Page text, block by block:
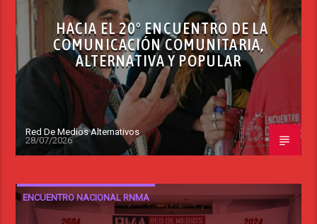
HACIA EL 20º ENCUENTRO DE LA
COMUNICACIÓN COMUNITARIA,
ALTERNATIVA Y POPULAR
Red De Medios Alternativos
28/07/2026
ENCUENTRO NACIONAL RNMA